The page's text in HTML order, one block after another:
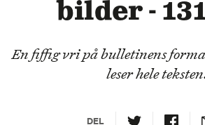
bilder -
En fiffig vri på bulletinens
leser hele
DEL